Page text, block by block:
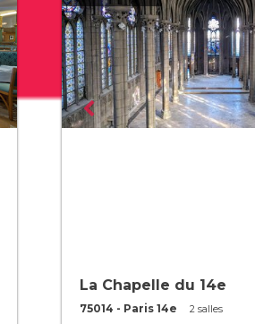
La Chapelle du 14e
75014 - Paris 14e 2 salles